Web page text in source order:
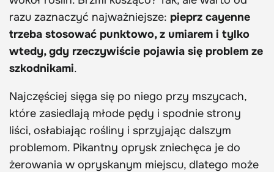
razu zaznaczyć najważniejsze: pieprz cayenne
trzeba stosować punktowo, z umiarem i tylko
wtedy, gdy rzeczywiście pojawia się problem ze
szkodnikami.
Najczęściej sięga się po niego przy mszycach,
które zasiedlają młode pędy i spodnie strony
liści, osłabiając rośliny i sprzyjając dalszym
problemom. Pikantny oprysk zniechęca je do
żerowania w opryskanym miejscu, dlatego może